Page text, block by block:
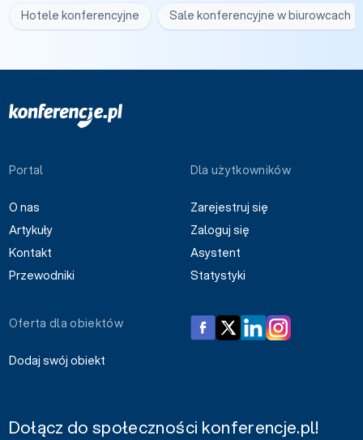
Hotele konferencyjne Sale konferencyjne w biurowcach
Portal
O nas
Artykuły
Kontakt
Przewodniki
Dla użytkowników
Zarejestruj się
Zaloguj się
Asystent
Statystyki
Oferta dla obiektów
Dodaj swój obiekt
Dołącz do społeczności konferencje.pl!